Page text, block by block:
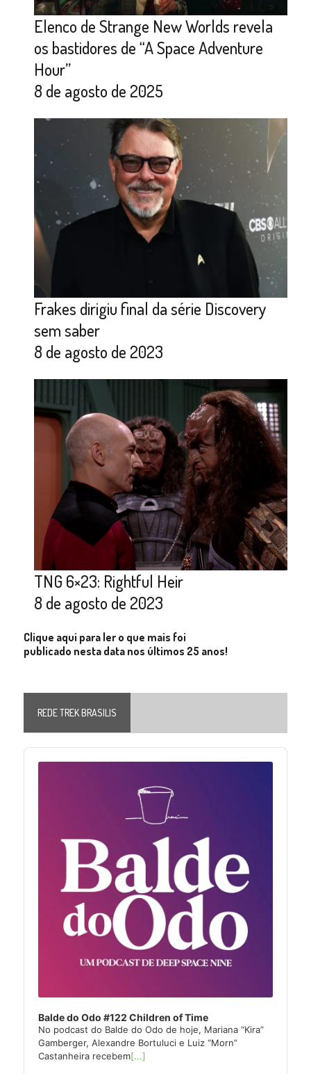
Elenco de Strange New Worlds revela
os bastidores de “A Space Adventure
Hour”
8 de agosto de 2025
Frakes dirigiu final da série Discovery
sem saber
8 de agosto de 2023
TNG 6×23: Rightful Heir
8 de agosto de 2023
Clique aqui para ler o que mais foi
publicado nesta data nos últimos 25 anos!
REDE TREK BRASILIS
Audio
Player
Balde do Odo #122 Children of Time
No podcast do Balde do Odo de hoje, Mariana “Kira”
Gamberger, Alexandre Bortuluci e Luiz “Morn”
Castanheira recebem[...]